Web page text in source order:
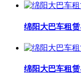
绵阳大巴车租
绵阳大巴车租